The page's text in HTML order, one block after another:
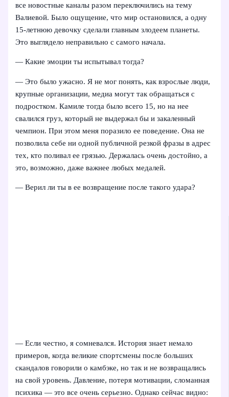
все новостные каналы разом переключились на тему
Валиевой. Было ощущение, что мир остановился, а одну
15-летнюю девочку сделали главным злодеем планеты.
Это выглядело неправильно с самого начала.
— Какие эмоции ты испытывал тогда?
— Это было ужасно. Я не мог понять, как взрослые люди,
крупные организации, медиа могут так обращаться с
подростком. Камиле тогда было всего 15, но на нее
свалился груз, который не выдержал бы и закаленный
чемпион. При этом меня поразило ее поведение. Она не
позволила себе ни одной публичной резкой фразы в адрес
тех, кто поливал ее грязью. Держалась очень достойно, а
это, возможно, даже важнее любых медалей.
— Верил ли ты в ее возвращение после такого удара?
— Если честно, я сомневался. История знает немало
примеров, когда великие спортсмены после больших
скандалов говорили о камбэке, но так и не возвращались
на свой уровень. Давление, потеря мотивации, сломанная
психика — это все очень серьезно. Однако сейчас видно: